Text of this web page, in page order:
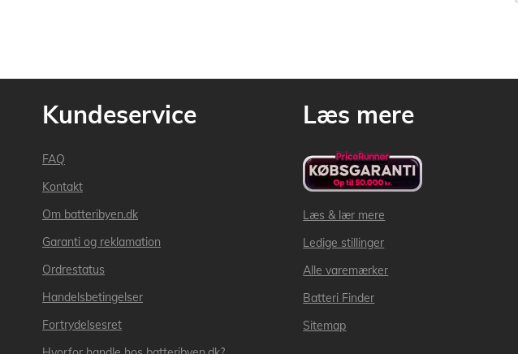
Kundeservice
FAQ
Kontakt
Om batteribyen.dk
Garanti og reklamation
Ordrestatus
Handelsbetingelser
Fortrydelsesret
Læs mere
Læs & lær mere
Ledige stillinger
Alle varemærker
Batteri Finder
Sitemap